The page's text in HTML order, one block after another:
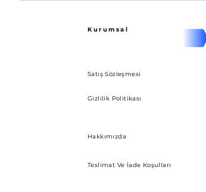
Kurumsal
Satış Sözleşmesi
Gizlilik Politikası
Hakkımızda
Teslimat Ve İade Koşulları